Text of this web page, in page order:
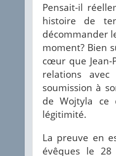
Pensait-il
histoire de
décommander
moment? Bien
cœur que Jean-
relations
soumission à
de Wojtyla ce
légitimité.
La preuve en
évêques le